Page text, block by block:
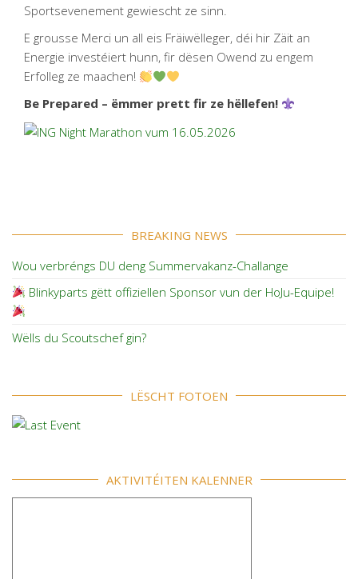
Sportsevenement gewiescht ze sinn.
E grousse Merci un all eis Fräiwëlleger, déi hir Zäit an
Energie investéiert hunn, fir dësen Owend zu engem
Erfolleg ze maachen!
Be Prepared – ëmmer prett fir ze hëllefen!
BREAKING NEWS
Wou verbréngs DU deng Summervakanz-Challange
Blinkyparts gëtt offiziellen Sponsor vun der HoJu-Equipe!
Wëlls du Scoutschef gin?
LËSCHT FOTOEN
AKTIVITÉITEN KALENNER